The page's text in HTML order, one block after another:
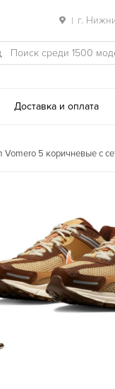
| г.
Доставка и оплата
Vomero 5 коричневые с